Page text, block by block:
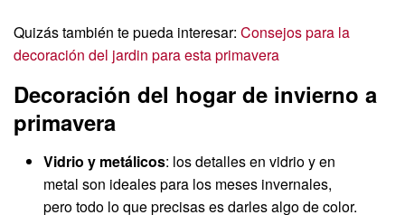
Quizás también te pueda interesar: Consejos para la
decoración del jardin para esta primavera
Decoración del hogar de invierno a
primavera
Vidrio y metálicos: los detalles en vidrio y en
metal son ideales para los meses invernales,
pero todo lo que precisas es darles algo de color.